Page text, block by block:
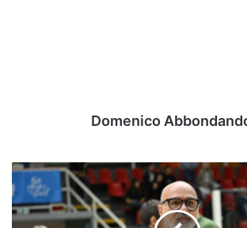
Domenico
Crotti:
"Quando
si
entra